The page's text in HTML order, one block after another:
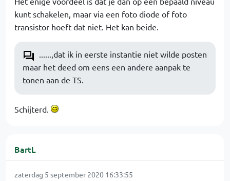
kunt schakelen, maar via een foto diode of foto
transistor hoeft dat niet. Het kan beide.
......,dat ik in eerste instantie niet wilde posten
maar het deed om eens een andere aanpak te
tonen aan de TS.
Schijterd.
BartL
zaterdag 5 september 2020 16:33:55